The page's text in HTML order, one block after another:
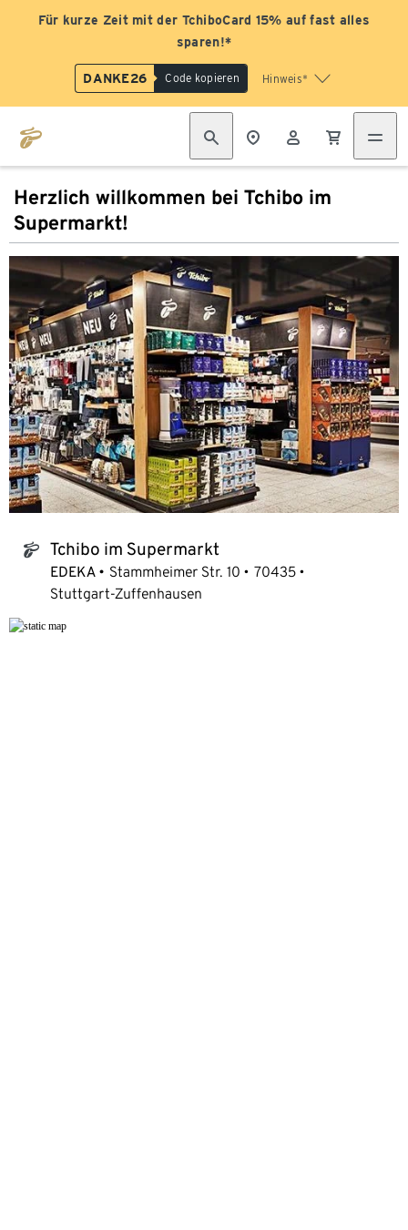
Für kurze Zeit mit der TchiboCard 15% auf fast alles
sparen!*
DANKE26 Code kopieren Hinweis*
Herzlich willkommen bei Tchibo im
Supermarkt!
tchibo_logo Tchibo im Supermarkt
EDEKA Stammheimer Str. 10
70435
Stuttgart-Zuffenhausen